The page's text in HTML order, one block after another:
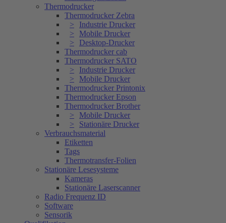
Thermodrucker
Thermodrucker Zebra
Industrie Drucker
Mobile Drucker
Desktop-Drucker
Thermodrucker cab
Thermodrucker SATO
Industrie Drucker
Mobile Drucker
Thermodrucker Printonix
Thermodrucker Epson
Thermodrucker Brother
Mobile Drucker
Stationäre Drucker
Verbrauchsmaterial
Etiketten
Tags
Thermotransfer-Folien
Stationäre Lesesysteme
Kameras
Stationäre Laserscanner
Radio Frequenz ID
Software
Sensorik